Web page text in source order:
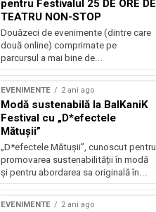
pentru Festivalul 25 DE ORE DE
TEATRU NON-STOP
Douăzeci de evenimente (dintre care
două online) comprimate pe
parcursul a mai bine de...
EVENIMENTE 2 ani ago
Modă sustenabilă la BalKaniK
Festival cu „D*efectele
Mătușii”
„D*efectele Mătușii”, cunoscut pentru
promovarea sustenabilității în modă
și pentru abordarea sa originală în...
EVENIMENTE 2 ani ago